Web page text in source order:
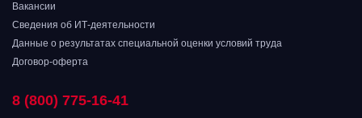
Вакансии
Сведения об ИТ-деятельности
Данные о результатах специальной оценки условий труда
Договор-оферта
8 (800) 775-16-41